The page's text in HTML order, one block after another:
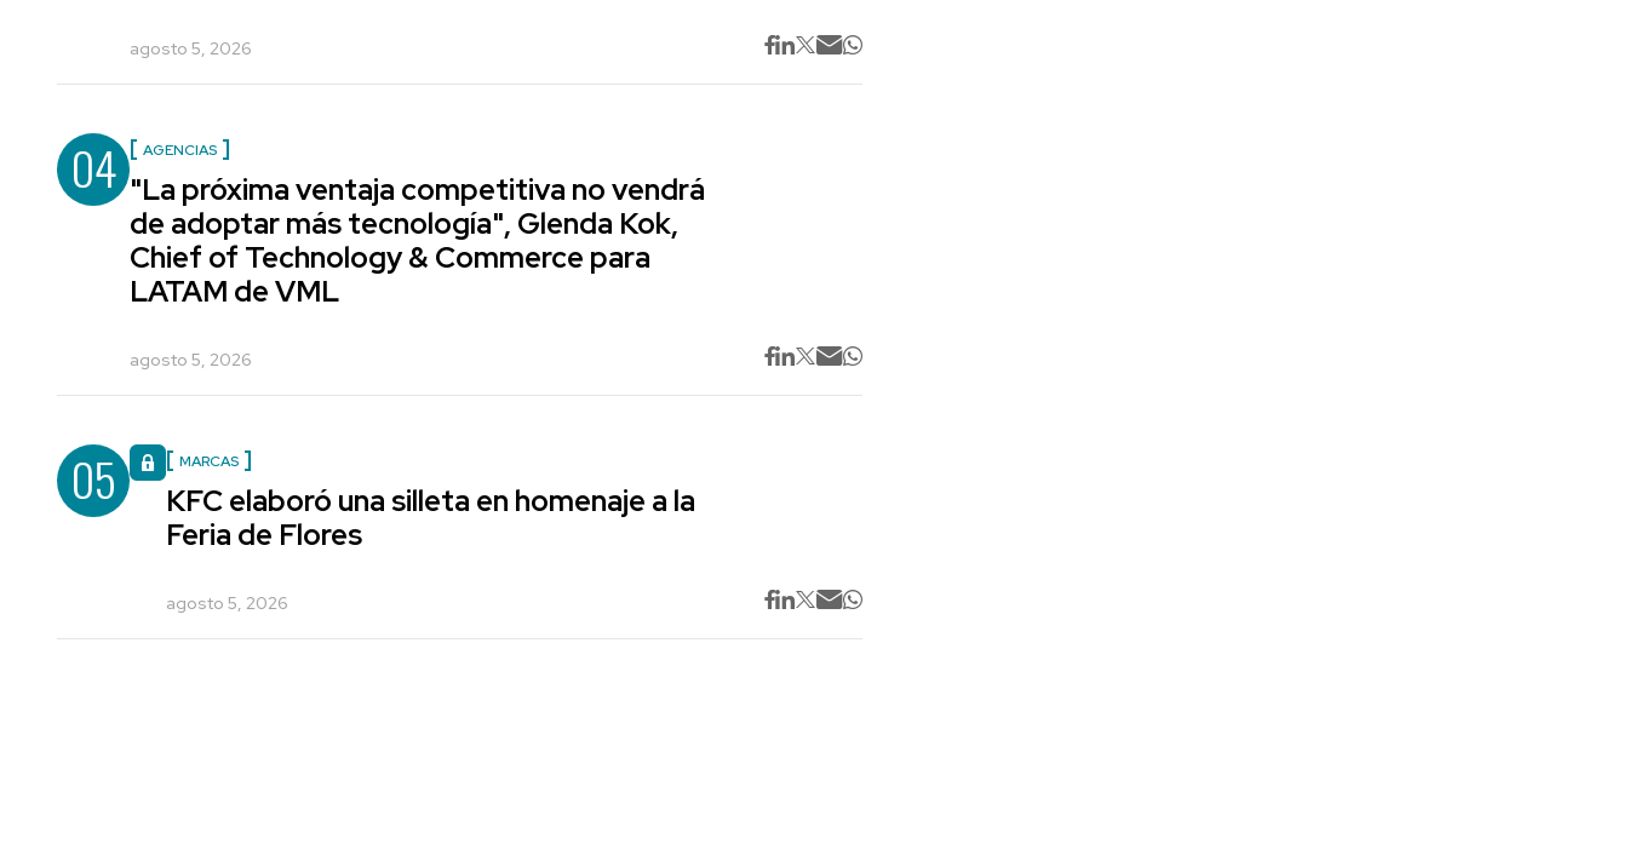
agosto 5, 2026
04 AGENCIAS
"La próxima ventaja competitiva no vendrá
de adoptar más tecnología", Glenda Kok,
Chief of Technology & Commerce para
LATAM de VML
agosto 5, 2026
05 MARCAS
KFC elaboró una silleta en homenaje a la
Feria de Flores
agosto 5, 2026